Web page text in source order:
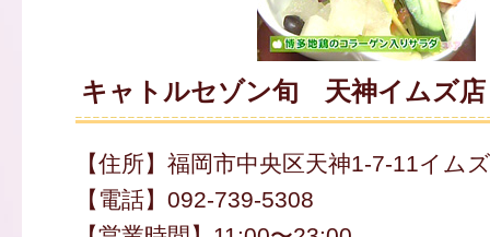
キャトルセゾン旬 天神イムズ店
【住所】福岡市中央区天神1-7-11イム
【電話】092-739-5308